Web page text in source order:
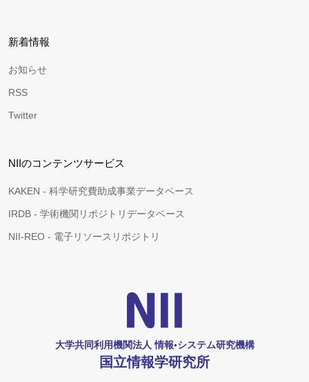
新着情報
お知らせ
RSS
Twitter
NIIのコンテンツサービス
KAKEN - 科学研究費助成事業データベース
IRDB - 学術機関リポジトリデータベース
NII-REO - 電子リソースリポジトリ
大学共同利用機関法人 情報•システム研究機構
国立情報学研究所